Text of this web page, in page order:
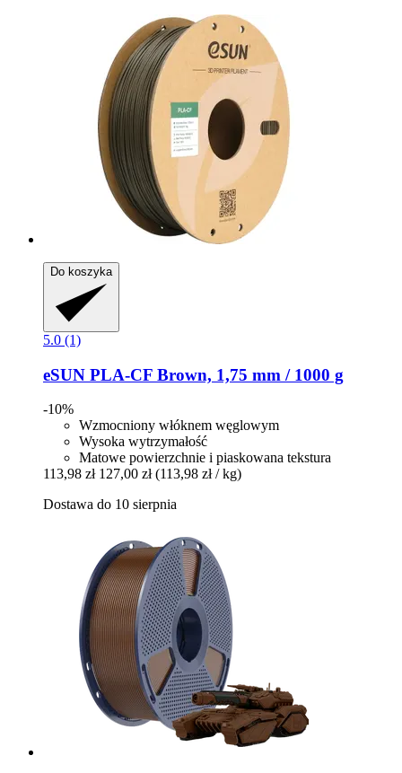
Do koszyka
5.0 (1)
eSUN PLA-​CF Brown, 1,75 mm / 1000 g
-10%
Wzmocniony włóknem węglowym
Wysoka wytrzymałość
Matowe powierzchnie i piaskowana tekstura
113,98 zł 127,00 zł (113,98 zł / kg)
Dostawa do 10 sierpnia